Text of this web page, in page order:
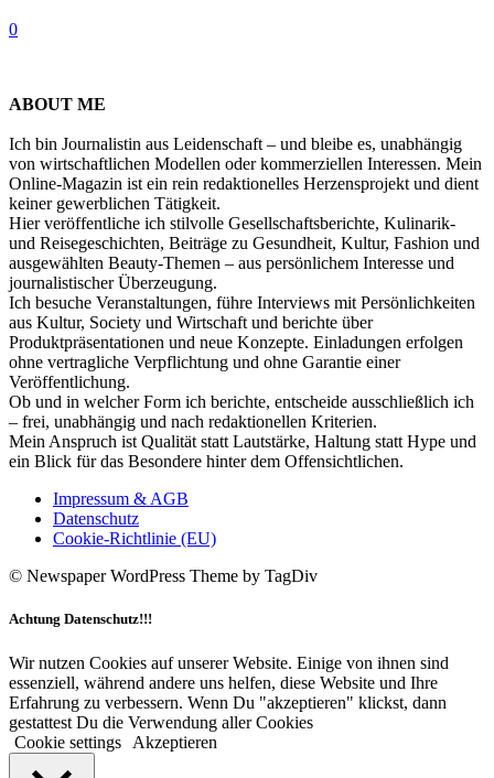
0
ABOUT ME
Ich bin Journalistin aus Leidenschaft – und bleibe es, unabhängig
von wirtschaftlichen Modellen oder kommerziellen Interessen. Mein
Online-Magazin ist ein rein redaktionelles Herzensprojekt und dient
keiner gewerblichen Tätigkeit.
Hier veröffentliche ich stilvolle Gesellschaftsberichte, Kulinarik-
und Reisegeschichten, Beiträge zu Gesundheit, Kultur, Fashion und
ausgewählten Beauty-Themen – aus persönlichem Interesse und
journalistischer Überzeugung.
Ich besuche Veranstaltungen, führe Interviews mit Persönlichkeiten
aus Kultur, Society und Wirtschaft und berichte über
Produktpräsentationen und neue Konzepte. Einladungen erfolgen
ohne vertragliche Verpflichtung und ohne Garantie einer
Veröffentlichung.
Ob und in welcher Form ich berichte, entscheide ausschließlich ich
– frei, unabhängig und nach redaktionellen Kriterien.
Mein Anspruch ist Qualität statt Lautstärke, Haltung statt Hype und
ein Blick für das Besondere hinter dem Offensichtlichen.
Impressum & AGB
Datenschutz
Cookie-Richtlinie (EU)
© Newspaper WordPress Theme by TagDiv
Achtung Datenschutz!!!
Wir nutzen Cookies auf unserer Website. Einige von ihnen sind
essenziell, während andere uns helfen, diese Website und Ihre
Erfahrung zu verbessern. Wenn Du "akzeptieren" klickst, dann
gestattest Du die Verwendung aller Cookies
Cookie settings
Akzeptieren